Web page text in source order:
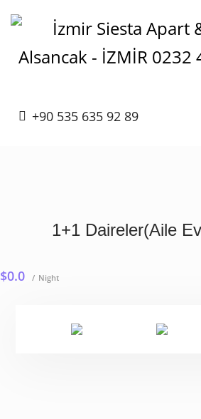
+90 535 635 92 89
1+1 Daireler(Aile
$0.0 Night